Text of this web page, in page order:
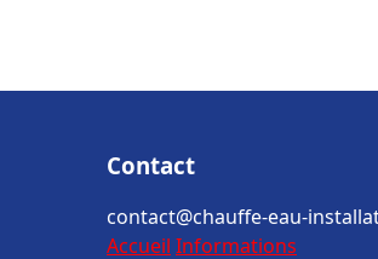
Contact
contact@chauffe-eau-
Accueil Informations